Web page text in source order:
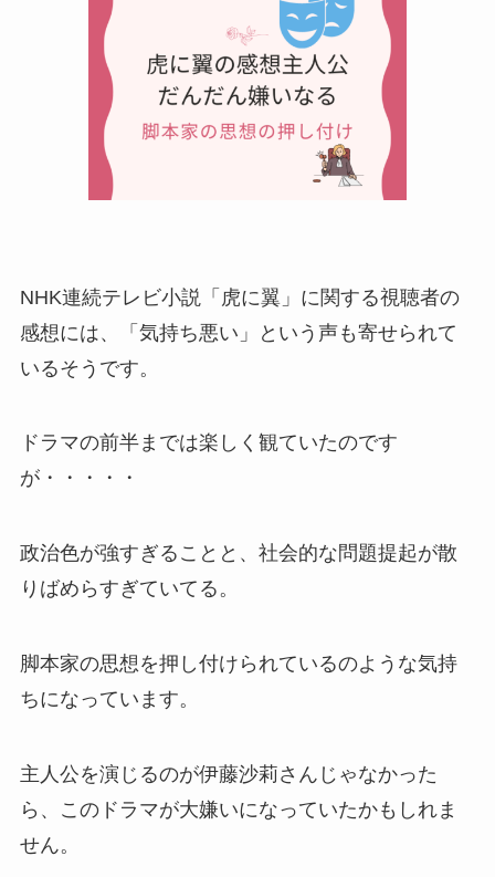
NHK連続テレビ小説「虎に翼」に関する視聴者の
感想には、「気持ち悪い」という声も寄せられて
いるそうです。
ドラマの前半までは楽しく観ていたのです
が・・・・・
政治色が強すぎることと、社会的な問題提起が散
りばめらすぎていてる。
脚本家の思想を押し付けられているのような気持
ちになっています。
主人公を演じるのが伊藤沙莉さんじゃなかった
ら、このドラマが大嫌いになっていたかもしれま
せん。